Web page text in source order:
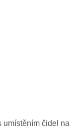
umístěním čidel na